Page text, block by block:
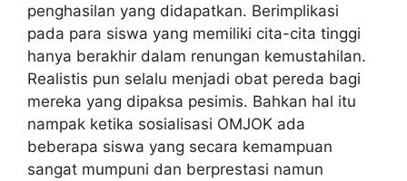
penghasilan yang didapatkan. Berimplikasi
pada para siswa yang memiliki cita-cita tinggi
hanya berakhir dalam renungan kemustahilan.
Realistis pun selalu menjadi obat pereda bagi
mereka yang dipaksa pesimis. Bahkan hal itu
nampak ketika sosialisasi OMJOK ada
beberapa siswa yang secara kemampuan
sangat mumpuni dan berprestasi namun